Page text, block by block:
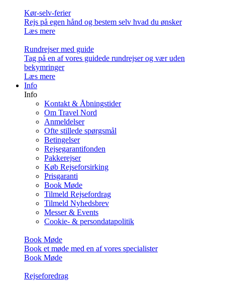
Kør-selv-ferier
Rejs på egen hånd og bestem selv hvad du ønsker
Læs mere
Rundrejser med guide
Tag på en af vores guidede rundrejser og vær uden
bekymringer
Læs mere
Info
Info
Kontakt & Åbningstider
Om Travel Nord
Anmeldelser
Ofte stillede spørgsmål
Betingelser
Rejsegarantifonden
Pakkerejser
Køb Rejseforsirking
Prisgaranti
Book Møde
Tilmeld Rejsefordrag
Tilmeld Nyhedsbrev
Messer & Events
Cookie- & persondatapolitik
Book Møde
Book et møde med en af vores specialister
Book Møde
Rejseforedrag